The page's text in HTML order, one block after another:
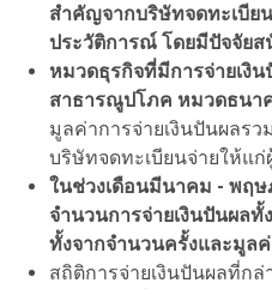
สำคัญจากบริษัทจดทะเบีย
ประวัติการณ์ โดยมีปัจจัย
หมวดธุรกิจที่มีการจ่ายเงิ
สาธารณูปโภค หมวดธนา
มูลค่าการจ่ายเงินปันผลร
บริษัทจดทะเบียนจ่ายให้แ
ในช่วงเดือนมีนาคม - พฤษ
จำนวนการจ่ายเงินปันผล
ทั้งจากจำนวนครั้งและมูลค่
สถิติการจ่ายเงินปันผลที่ก